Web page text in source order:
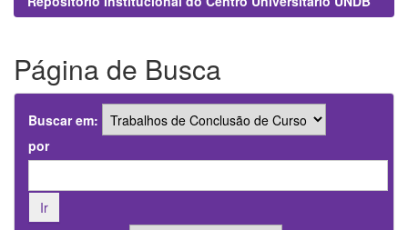
Página de Busca
Buscar em:
por